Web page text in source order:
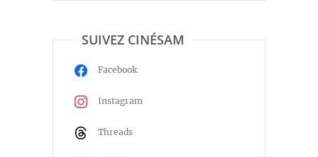
SUIVEZ CINÉSAM
Facebook
Instagram
Threads